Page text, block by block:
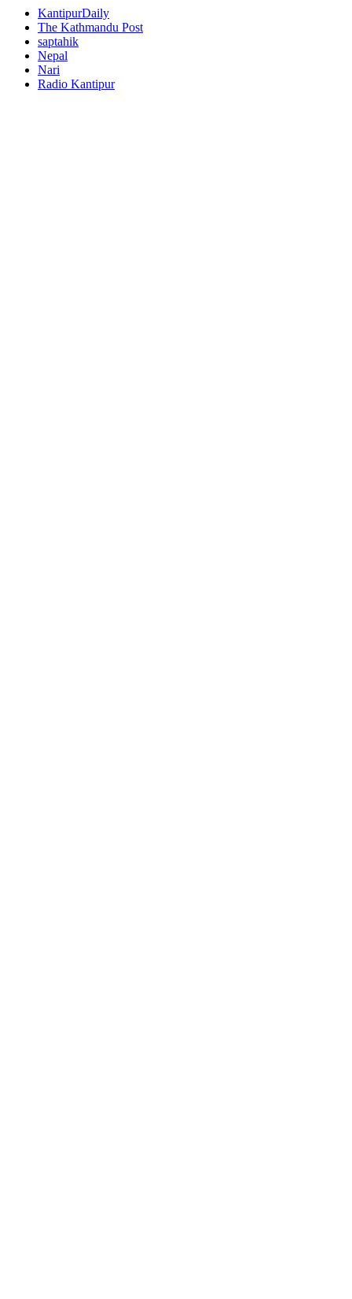
KantipurDaily
The Kathmandu Post
saptahik
Nepal
Nari
Radio Kantipur